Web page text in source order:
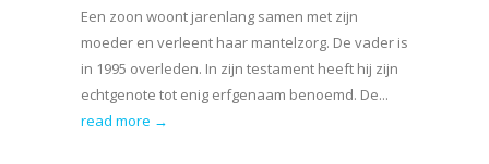
Een zoon woont jarenlang samen met zijn
moeder en verleent haar mantelzorg. De vader is
in 1995 overleden. In zijn testament heeft hij zijn
echtgenote tot enig erfgenaam benoemd. De...
read more →